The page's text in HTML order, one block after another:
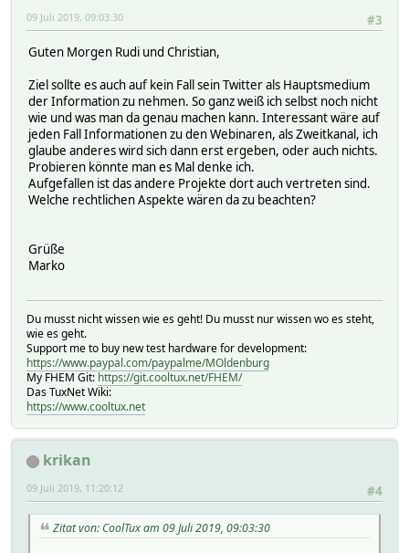
#3
09 Juli 2019, 09:03:30
Guten Morgen Rudi und Christian,
Ziel sollte es auch auf kein Fall sein Twitter als Hauptsmedium
der Information zu nehmen. So ganz weiß ich selbst noch nicht
wie und was man da genau machen kann. Interessant wäre auf
jeden Fall Informationen zu den Webinaren, als Zweitkanal, ich
glaube anderes wird sich dann erst ergeben, oder auch nichts.
Probieren könnte man es Mal denke ich.
Aufgefallen ist das andere Projekte dort auch vertreten sind.
Welche rechtlichen Aspekte wären da zu beachten?
Grüße
Marko
Du musst nicht wissen wie es geht! Du musst nur wissen wo es steht,
wie es geht.
Support me to buy new test hardware for development:
https://www.paypal.com/paypalme/MOldenburg
My FHEM Git: https://git.cooltux.net/FHEM/
Das TuxNet Wiki:
https://www.cooltux.net
krikan
#4
09 Juli 2019, 11:20:12
Zitat von: CoolTux am 09 Juli 2019, 09:03:30